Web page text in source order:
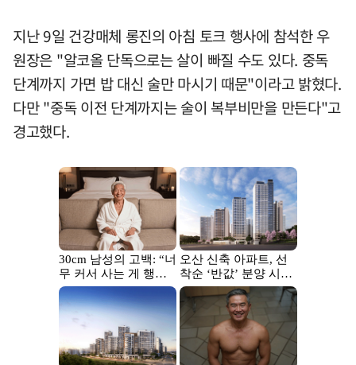
지난 9일 건강매체 롱진의 아침 토크 행사에 참석한 우
원장은 "알코올 단독으로는 살이 빠질 수도 있다. 중독
단계까지 가면 밥 대신 술만 마시기 때문"이라고 밝혔다.
다만 "중독 이전 단계까지는 술이 복부비만을 만든다"고
경고했다.